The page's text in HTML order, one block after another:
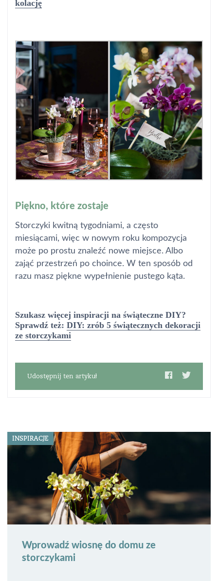
kolację
Piękno, które zostaje
Storczyki kwitną tygodniami, a często
miesiącami, więc w nowym roku kompozycja
może po prostu znaleźć nowe miejsce. Albo
zająć przestrzeń po choince. W ten sposób od
razu masz piękne wypełnienie pustego kąta.
Szukasz więcej inspiracji na świąteczne DIY?
Sprawdź też: DIY: zrób 5 świątecznych dekoracji
ze storczykami
Udostępnij ten artykuł
INSPIRACJE
Wprowadź wiosnę do domu ze
storczykami